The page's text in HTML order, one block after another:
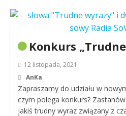
Konkurs „Trudne
12 listopada, 2021
AnKa
Zapraszamy do udziału w
czym polega konkurs?
jakiś trudny wyraz związany z